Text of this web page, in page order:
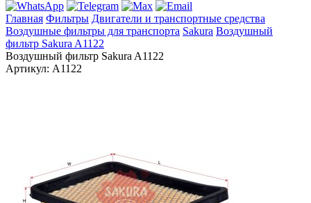
Главная Фильтры Двигатели и транспортные средства
Воздушные фильтры для транспорта Sakura Воздушный
фильтр Sakura A1122
Воздушный фильтр Sakura A1122
Артикул: A1122